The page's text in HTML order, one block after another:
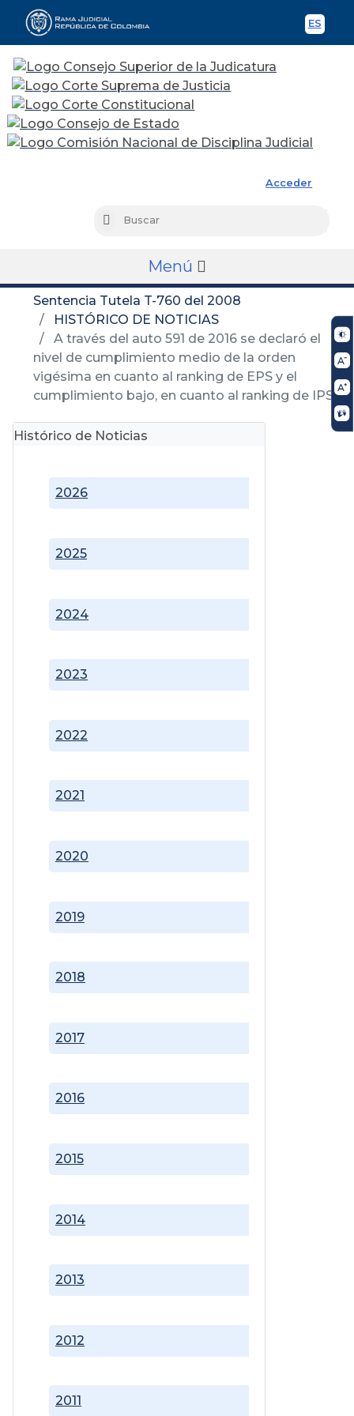
ES
Acceder
Buscar
Menú
Sentencia Tutela T-760 del 2008
HISTÓRICO DE NOTICIAS
A través del auto 591 de 2016 se declaró el
nivel de cumplimiento medio de la orden
vigésima en cuanto al ranking de EPS y el
cumplimiento bajo, en cuanto al ranking de IPS
Histórico de Noticias
2011
2012
2013
2014
2015
2016
2017
2018
2019
2020
2021
2022
2023
2024
2025
2026